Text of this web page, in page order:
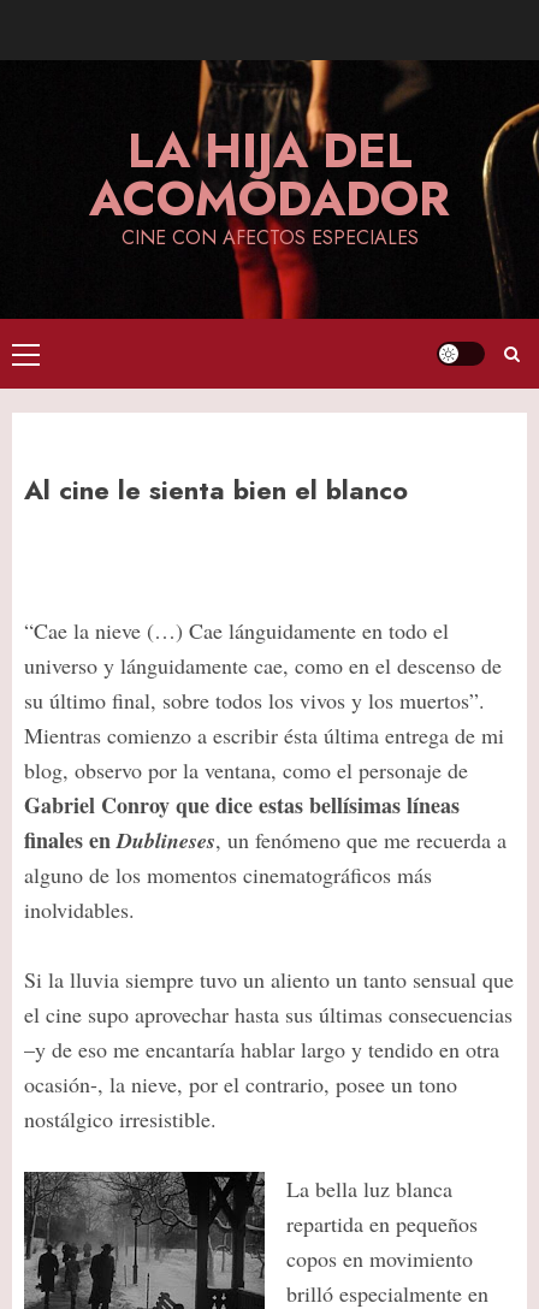
LA HIJA DEL
ACOMODADOR
CINE CON AFECTOS ESPECIALES
Primary
Menu
Al cine le sienta bien el blanco
“Cae la nieve (…) Cae lánguidamente en todo el
universo y lánguidamente cae, como en el descenso de
su último final, sobre todos los vivos y los muertos”.
Mientras comienzo a escribir ésta última entrega de mi
blog, observo por la ventana, como el personaje de
Gabriel Conroyque dice estas bellísimas líneas
finales enDublineses, un fenómeno que me recuerda a
alguno de los momentos cinematográficos más
inolvidables.
Si la lluvia siempre tuvo un aliento un tanto sensual que
el cine supo aprovechar hasta sus últimas consecuencias
–y de eso me encantaría hablar largo y tendido en otra
ocasión-, la nieve, por el contrario, posee un tono
nostálgico irresistible.
La bella luz blanca
repartida en pequeños
copos en movimiento
brilló especialmente en